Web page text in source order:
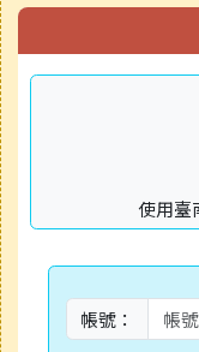
右邊區域內容
使用臺
帳號：